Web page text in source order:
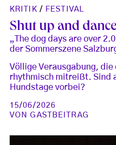
KRITIK / FESTIVAL
Shut up and
„The dog days are over
der Sommerszene
Völlige Verausgabung, die
rhythmisch mitreißt. Sind
Hundstage vorbei?
15/06/2026
VONGASTBEITRAG